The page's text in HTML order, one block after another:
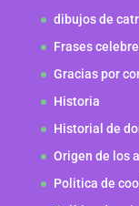
dibujos de
Frases
Gracias por
Historia
Historial de
Origen de los
Politica de